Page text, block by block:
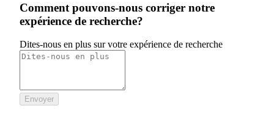
Comment pouvons-nous corriger notre
expérience de recherche?
Dites-nous en plus sur votre expérience de recherche
Envoyer